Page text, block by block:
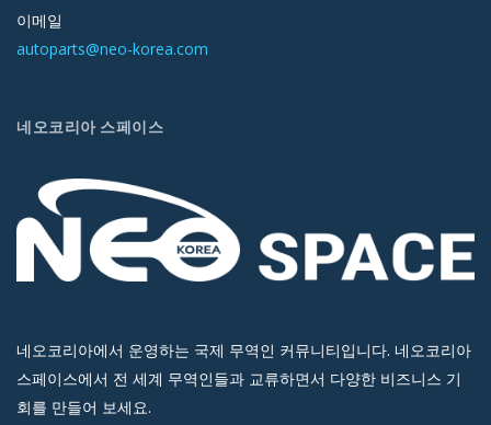
이메일
autoparts@neo-korea.com
네오코리아 스페이스
네오코리아에서 운영하는 국제 무역인 커뮤니티입니다. 네오코리아
스페이스에서 전 세계 무역인들과 교류하면서 다양한 비즈니스 기
회를 만들어 보세요.